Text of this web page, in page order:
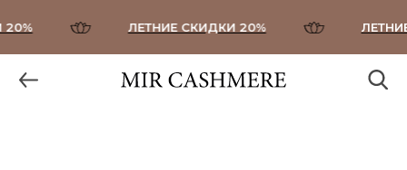
ЛЕТНИЕ СКИДКИ 20%